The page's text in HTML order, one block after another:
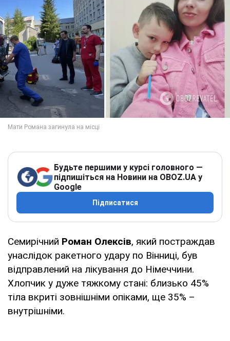
Будьте першими у курсі головного —
підпишіться на Новини на OBOZ.UA у
Google
Підписатися
Семирічний Роман Олексів, який постраждав
унаслідок ракетного удару по Вінниці, був
відправлений на лікування до Німеччини.
Хлопчик у дуже тяжкому стані: близько 45%
тіла вкриті зовнішніми опіками, ще 35% –
внутрішніми.